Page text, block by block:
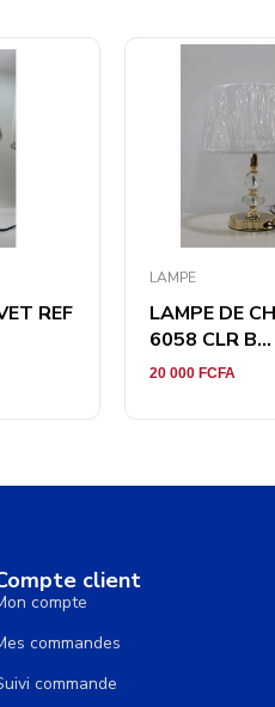
REF
LAMPE
LAMPE DE
6058 CLR B...
20 000 FCFA
client
compte
commandes
commande